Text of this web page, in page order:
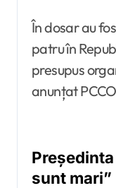
În dosar au
patru în
presupus
anunțat
sunt mari”